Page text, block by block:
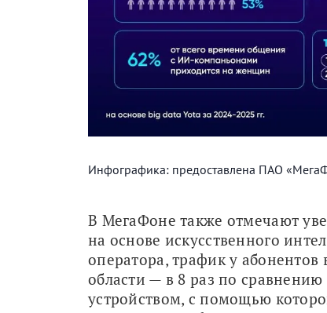
Инфографика: предоставлена ПАО
В МегаФоне также отмечают
на основе искусственного
оператора, трафик у абонентов
области — в 8 раз по
устройством, с помощью